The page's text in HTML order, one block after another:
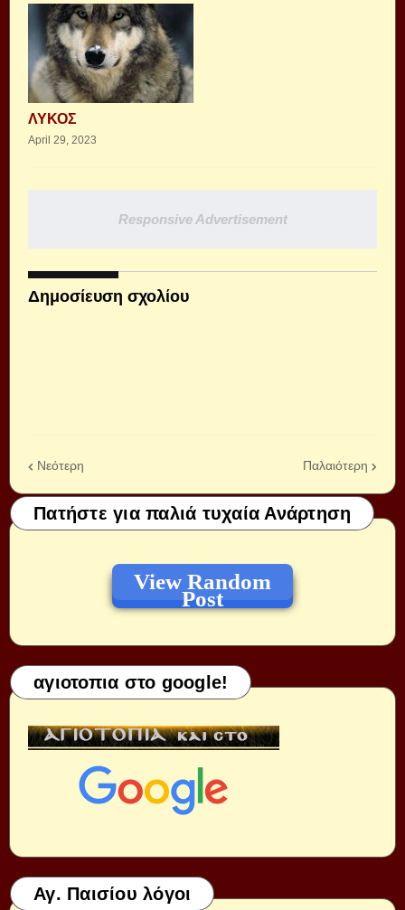
ΛΥΚΟΣ
April 29, 2023
Responsive Advertisement
Δημοσίευση σχολίου
Νεότερη Παλαιότερη
Πατήστε για παλιά τυχαία Ανάρτηση
View Random
Post
αγιοτοπια στο google!
Αγ. Παισίου λόγοι